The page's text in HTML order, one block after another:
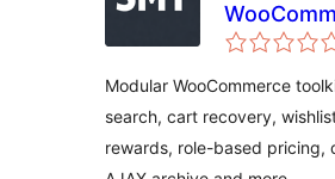
Modular WooCommerce
search, cart recovery,
rewards, role-based pricing,